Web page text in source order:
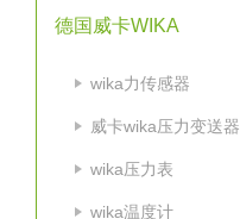
德国威卡WIKA
wika力传感器
威卡wika压力变送器
wika压力表
wika温度计